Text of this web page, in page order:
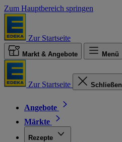
Zum Hauptbereich springen
Zur Startseite
Markt & Angebote Menü
Zur Startseite Schließen
Angebote
Märkte
Rezepte